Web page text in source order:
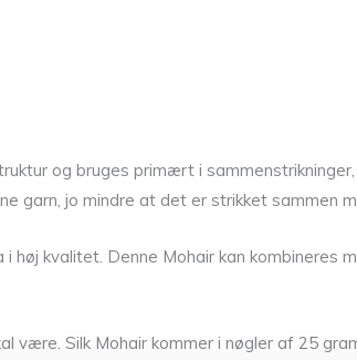
og bruges primært i
garn, jo mindre at det er strikket sammen
kvalitet. Denne Mohair kan kombineres
Silk Mohair kommer i nøgler af 25